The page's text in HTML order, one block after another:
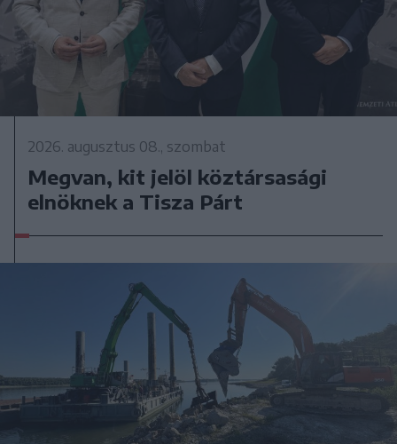
2026. augusztus 08., szombat
Megvan, kit jelöl köztársasági
elnöknek a Tisza Párt